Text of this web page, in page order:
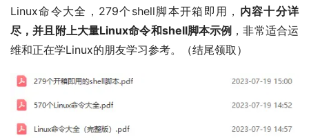
Linux命令大全，279个shell脚本开箱即用， 内容十分详
尽，并且附上大量Linux命令和shell脚本示例 ，非常适合运
维和正在学Linux的朋友学习参考。（结尾领取）